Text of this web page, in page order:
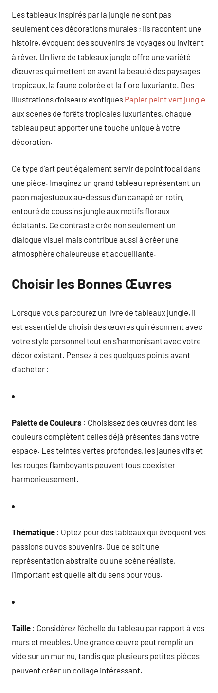
Les tableaux inspirés par la jungle ne sont pas
seulement des décorations murales ; ils racontent une
histoire, évoquent des souvenirs de voyages ou invitent
à rêver. Un livre de tableaux jungle offre une variété
d’œuvres qui mettent en avant la beauté des paysages
tropicaux, la faune colorée et la flore luxuriante. Des
illustrations d’oiseaux exotiques Papier peint vert jungle
aux scènes de forêts tropicales luxuriantes, chaque
tableau peut apporter une touche unique à votre
décoration.
Ce type d’art peut également servir de point focal dans
une pièce. Imaginez un grand tableau représentant un
paon majestueux au-dessus d’un canapé en rotin,
entouré de coussins jungle aux motifs floraux
éclatants. Ce contraste crée non seulement un
dialogue visuel mais contribue aussi à créer une
atmosphère chaleureuse et accueillante.
Choisir les Bonnes Œuvres
Lorsque vous parcourez un livre de tableaux jungle, il
est essentiel de choisir des œuvres qui résonnent avec
votre style personnel tout en s’harmonisant avec votre
décor existant. Pensez à ces quelques points avant
d’acheter :
Palette de Couleurs : Choisissez des œuvres dont les
couleurs complètent celles déjà présentes dans votre
espace. Les teintes vertes profondes, les jaunes vifs et
les rouges flamboyants peuvent tous coexister
harmonieusement.
Thématique : Optez pour des tableaux qui évoquent vos
passions ou vos souvenirs. Que ce soit une
représentation abstraite ou une scène réaliste,
l’important est qu’elle ait du sens pour vous.
Taille : Considérez l’échelle du tableau par rapport à vos
murs et meubles. Une grande œuvre peut remplir un
vide sur un mur nu, tandis que plusieurs petites pièces
peuvent créer un collage intéressant.